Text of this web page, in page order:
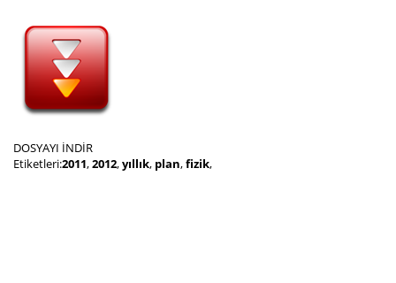
DOSYAYI İNDİR
Etiketleri:2011,2012,yıllık, plan,fizik,